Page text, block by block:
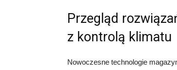
Przegląd
z kontrolą klimatu
Nowoczesne technologie